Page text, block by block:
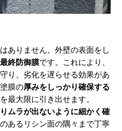
ありません。外壁の表面をし
最終防御膜です。これにより、
り、劣化を遅らせる効果があ
膜の厚みをしっかり確保する
最大限に引き出せます。
ムラが出ないように細かく確
のあるリシン面の隅々まで丁寧